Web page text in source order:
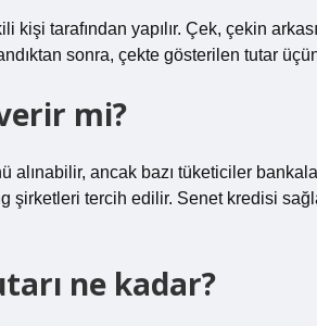
kişi tarafından yapılır. Çek, çekin
sonra, çekte gösterilen tutar
mi?
alınabilir, ancak bazı tüketiciler
tercih edilir. Senet kredisi
ne kadar?